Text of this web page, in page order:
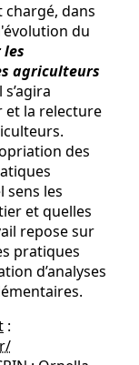
chargé, dans
du
agriculteurs
s’agira
et la relecture
des
sens les
et quelles
repose sur
pratiques
d’analyses
: